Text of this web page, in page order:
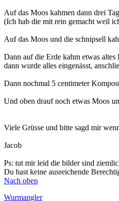
Auf das Moos kahmen dann drei
(Ich hab die mit rein gemacht weil
Auf das Moos und die schnipsell
Dann auf die Erde kahm etwas
dann wurde alles eingenässt,
Dann nochmal 5 centimeter
Und oben drauf noch etwas Moos
Viele Grüsse und bitte sagd mir
Jacob
Ps: tut mir leid die bilder sind
Du hast keine ausreichende
Nach oben
Wurmangler